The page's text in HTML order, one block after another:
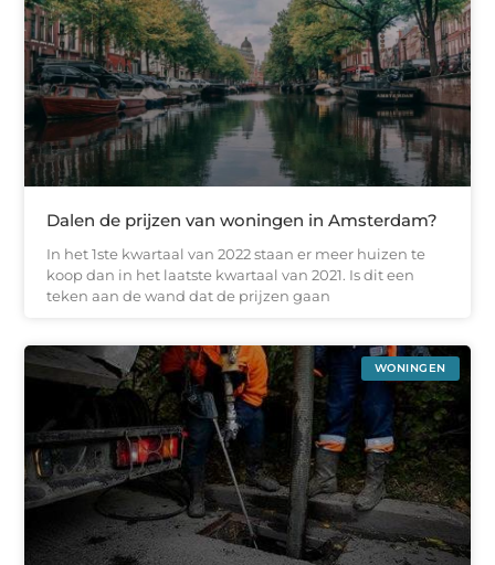
Dalen de prijzen van woningen in Amsterdam?
In het 1ste kwartaal van 2022 staan er meer huizen te
koop dan in het laatste kwartaal van 2021. Is dit een
teken aan de wand dat de prijzen gaan
WONINGEN